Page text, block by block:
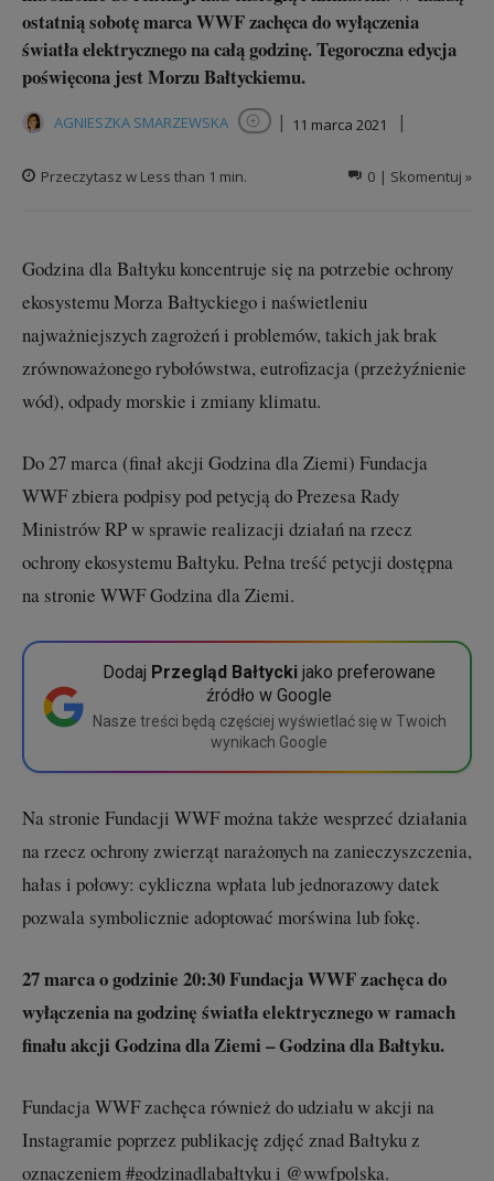
ostatnią sobotę marca WWF zachęca do wyłączenia
światła elektrycznego na całą godzinę. Tegoroczna edycja
poświęcona jest Morzu Bałtyckiemu.
AGNIESZKA SMARZEWSKA Obserwuj autora
| 11 marca 2021 |
0 | Skomentuj »
Przeczytasz w Less than 1 min.
Godzina dla Bałtyku koncentruje się na potrzebie ochrony
ekosystemu Morza Bałtyckiego i naświetleniu
najważniejszych zagrożeń i problemów, takich jak brak
zrównoważonego rybołówstwa, eutrofizacja (przeżyźnienie
wód), odpady morskie i zmiany klimatu.
Do 27 marca (finał akcji Godzina dla Ziemi) Fundacja
WWF zbiera podpisy pod petycją do Prezesa Rady
Ministrów RP w sprawie realizacji działań na rzecz
ochrony ekosystemu Bałtyku. Pełna treść petycji dostępna
na stronie WWF Godzina dla Ziemi.
Dodaj Przegląd Bałtycki jako preferowane
źródło w Google
Nasze treści będą częściej wyświetlać się w Twoich
wynikach Google
Na stronie Fundacji WWF można także wesprzeć działania
na rzecz ochrony zwierząt narażonych na zanieczyszczenia,
hałas i połowy: cykliczna wpłata lub jednorazowy datek
pozwala symbolicznie adoptować morświna lub fokę.
27 marca o godzinie 20:30 Fundacja WWF zachęca do
wyłączenia na godzinę światła elektrycznego w ramach
finału akcji Godzina dla Ziemi – Godzina dla Bałtyku.
Fundacja WWF zachęca również do udziału w akcji na
Instagramie poprzez publikację zdjęć znad Bałtyku z
oznaczeniem #godzinadlabałtyku i @wwfpolska.